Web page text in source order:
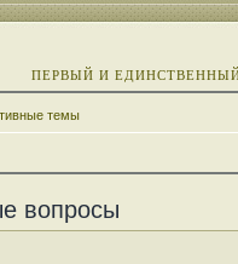
ПЕРВЫЙ И
темы
вопросы